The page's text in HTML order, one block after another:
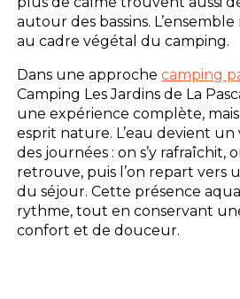
autour des bassins.
au cadre végétal du camping.
Dans une approchecamping
Camping Les Jardins de La
une expérience complète,
esprit nature. L’eau devient
des journées : on s’y rafraîchit,
retrouve, puis l’on repart vers
du séjour. Cette présence
rythme, tout en conservant
confort et de douceur.